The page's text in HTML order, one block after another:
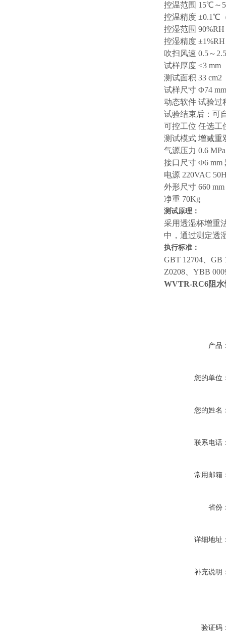
控温范围 15℃～
控温精度 ±0.1℃
控湿范围
控湿精度 ±1%RH
吹扫风速 0.5～
试样厚度 ≤3 mm
测试面积 33 cm2
试样尺寸 Φ74 mm
动态软件 试验过
试验结束后：可
可控工位 任选工
测试模式 增减重
气源压力 0.6 MPa
接口尺寸 Φ6 mm
电源 220VAC
外形尺寸 660
净重 70Kg
测试原理：
采用透湿杯增重
中，通过测定透
执行标准：
GBT 12704、GB
Z0208、YBB
WVTR-RC6阻
产品
您的单位
您的姓名
联系电话
常用邮箱
省份
详细地址
补充说明
验证码